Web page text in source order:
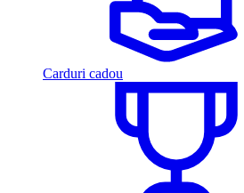
Carduri cadou